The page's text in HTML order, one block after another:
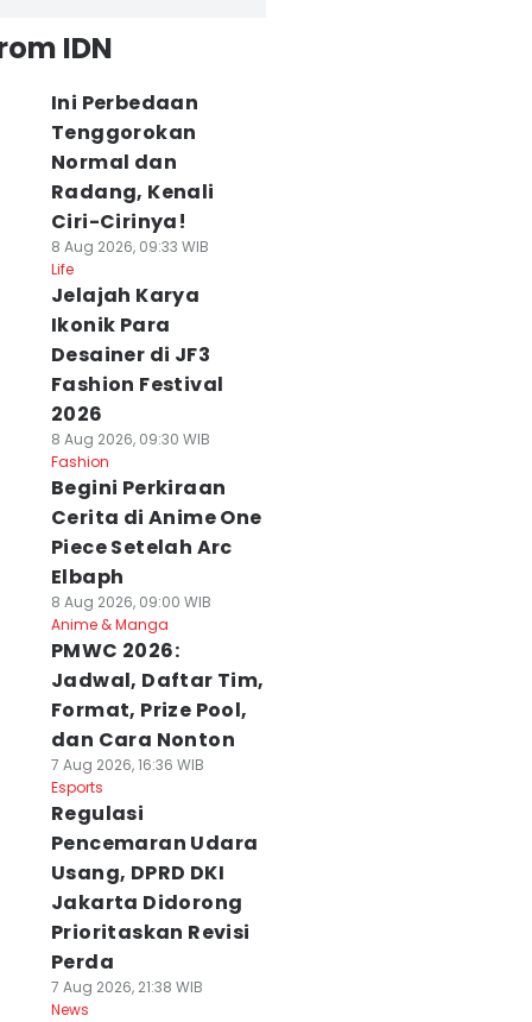
IDN
Ini Perbedaan
Tenggorokan
Normal dan
Radang, Kenali
Ciri-Cirinya!
8 Aug 2026, 09:33 WIB
Life
Jelajah Karya
Ikonik Para
Desainer di JF3
Fashion Festival
2026
8 Aug 2026, 09:30 WIB
Fashion
Begini Perkiraan
Cerita di Anime One
Piece Setelah Arc
Elbaph
8 Aug 2026, 09:00 WIB
Anime & Manga
PMWC 2026:
Jadwal, Daftar Tim,
Format, Prize Pool,
dan Cara Nonton
7 Aug 2026, 16:36 WIB
Esports
Regulasi
Pencemaran Udara
Usang, DPRD DKI
Jakarta Didorong
Prioritaskan Revisi
Perda
7 Aug 2026, 21:38 WIB
News